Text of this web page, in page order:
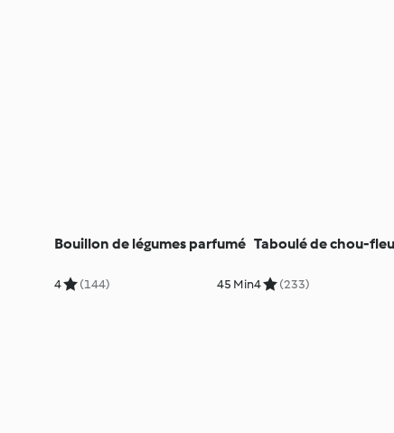
Bouillon de légumes parfumé
4 (144) 45 Min
Taboulé de chou-
4 (233)